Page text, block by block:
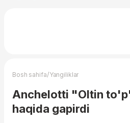
Bosh sahifa/Yangiliklar
Anchelotti "Oltin
haqida gapirdi